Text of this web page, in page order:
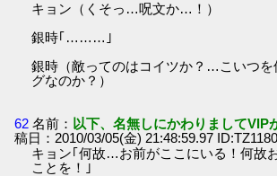
キョン（くそっ…呪文か…！）
銀時｢………｣
銀時（敵ってのはコイツか？…こいつを
グなのか？）
62 名前： 以下、名無しにかわりましてVIP
稿日：2010/03/05(金) 21:48:59.97
キョン｢何故…お前がここにいる！何故
ことを！｣